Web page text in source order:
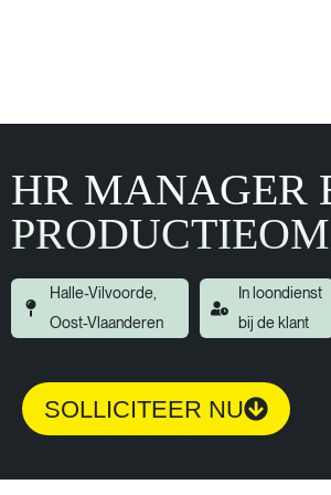
HR MANAGER
Halle-Vilvoorde,
Oost-Vlaanderen
In loondienst
bij de klant
SOLLICITEER NU